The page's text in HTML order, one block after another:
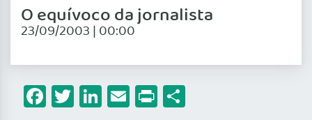
O equívoco da jornalista
23/09/2003 | 00:00
Facebook
Twitter
LinkedIn
Email
Print